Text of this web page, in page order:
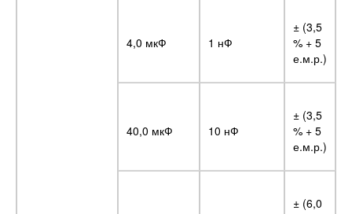
4,0 мкФ 1 нФ
± (3,5
% + 5
е.м.р.)
40,0 мкФ 10 нФ
± (3,5
% + 5
е.м.р.)
± (6,0